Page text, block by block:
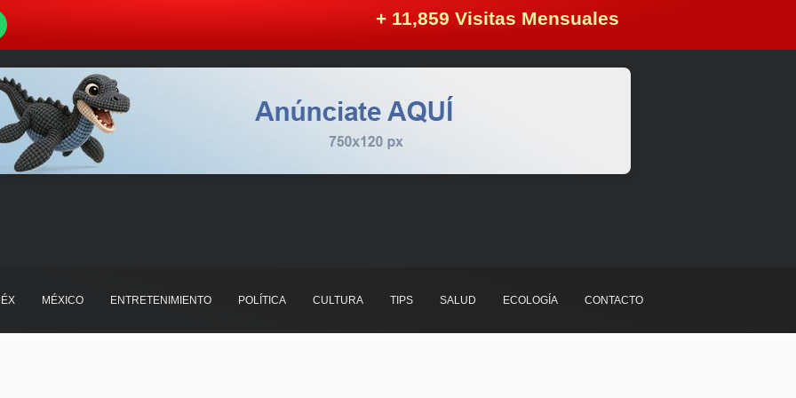
+ 11,859 Visitas Mensuales
MÉXICO ENTRETENIMIENTO POLÍTICA CULTURA TIPS SALUD ECOLOGÍA CONTACTO